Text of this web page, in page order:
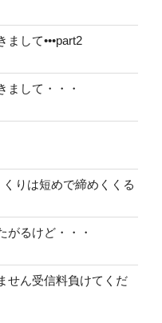
して•••part2
まして・・・
りは短めで締めくくる
がるけど・・・
せん受信料負けてくだ